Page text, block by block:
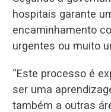
hospitais garante
encaminhamento
urgentes ou muito
“Este processo é
ser uma
também a outras